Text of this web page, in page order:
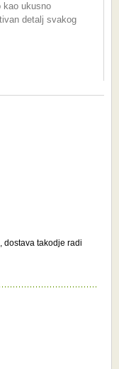
kao ukusno
detalj svakog
dostava takodje radi